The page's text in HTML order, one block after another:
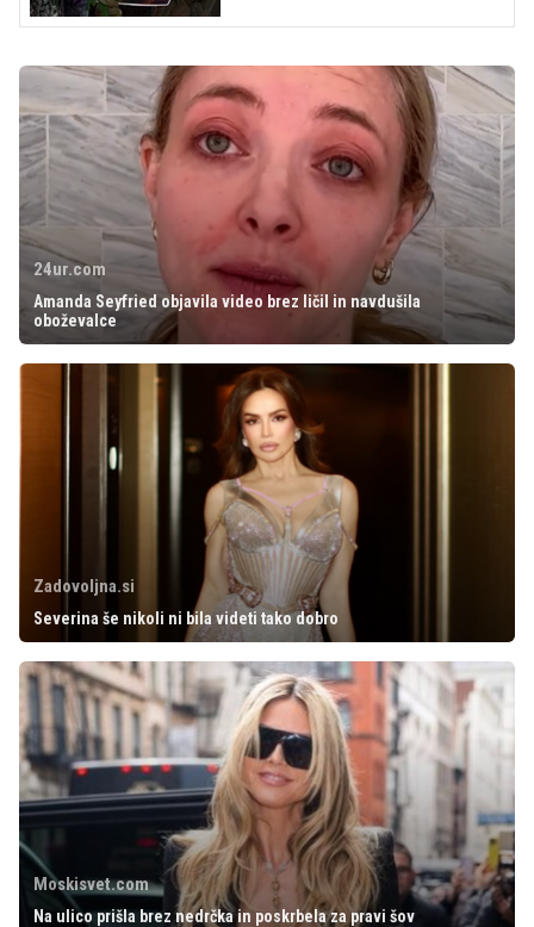
24ur.com
Amanda Seyfried objavila video brez ličil in navdušila
oboževalce
Zadovoljna.si
Severina še nikoli ni bila videti tako dobro
Moskisvet.com
Na ulico prišla brez nedrčka in poskrbela za pravi šov